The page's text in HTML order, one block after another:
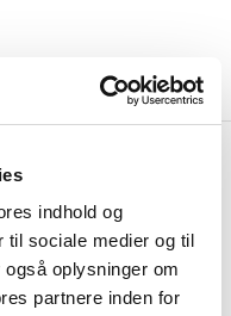
indhold og
til sociale medier og til
oplysninger om
partnere inden for